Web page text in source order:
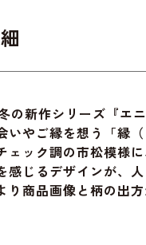
の新作シリーズ『エニ
いやご縁を想う「縁（
ェック調の市松模様
感じるデザインが、
商品画像と柄の出方